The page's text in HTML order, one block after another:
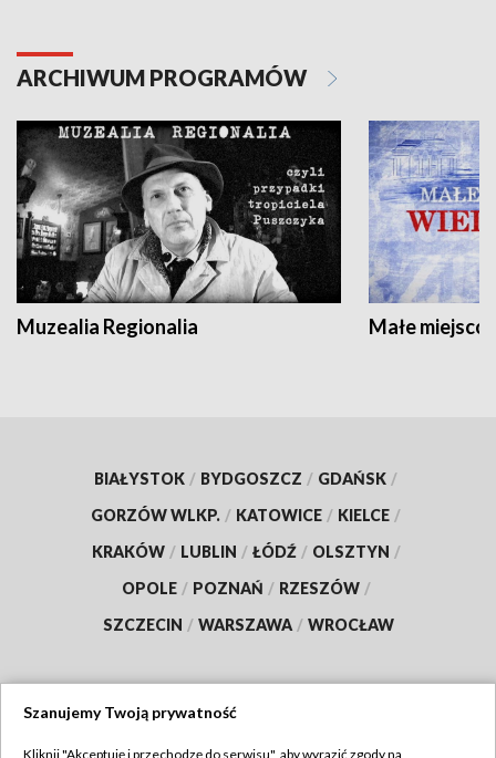
ARCHIWUM PROGRAMÓW
Muzealia Regionalia Małe
BIAŁYSTOK / BYDGOSZCZ / GDAŃSK /
GORZÓW WLKP. / KATOWICE / KIELCE /
KRAKÓW / LUBLIN / ŁÓDŹ / OLSZTYN /
OPOLE / POZNAŃ / RZESZÓW /
SZCZECIN / WARSZAWA / WROCŁAW
Szanujemy Twoją prywatność
Kliknij "Akceptuję i przechodzę do serwisu", aby wyrazić zgody na